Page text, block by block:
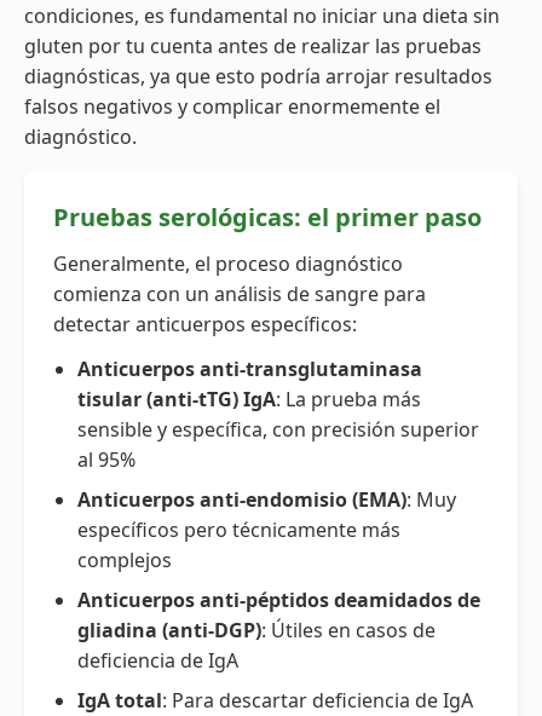
condiciones, es fundamental no iniciar una dieta sin
gluten por tu cuenta antes de realizar las pruebas
diagnósticas, ya que esto podría arrojar resultados
falsos negativos y complicar enormemente el
diagnóstico.
Pruebas serológicas: el primer paso
Generalmente, el proceso diagnóstico
comienza con un análisis de sangre para
detectar anticuerpos específicos:
Anticuerpos anti-transglutaminasa
tisular (anti-tTG) IgA: La prueba más
sensible y específica, con precisión superior
al 95%
Anticuerpos anti-endomisio (EMA): Muy
específicos pero técnicamente más
complejos
Anticuerpos anti-péptidos deamidados de
gliadina (anti-DGP): Útiles en casos de
deficiencia de IgA
IgA total: Para descartar deficiencia de IgA